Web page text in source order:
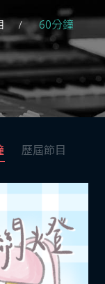
60分鐘
歷屆節目